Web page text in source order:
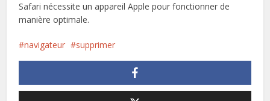
Safari nécessite un appareil Apple pour fonctionner de
manière optimale.
navigateur supprimer